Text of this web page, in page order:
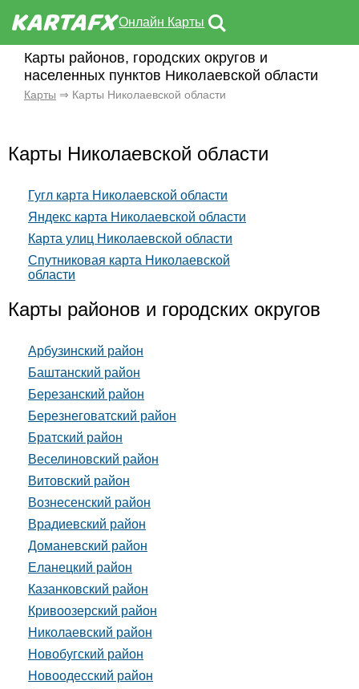
Онлайн Карты
Карты районов, городских округов и
населенных пунктов Николаевской области
Карты ⇒ Карты Николаевской области
Карты Николаевской области
Гугл карта Николаевской области
Яндекс карта Николаевской области
Карта улиц Николаевской области
Спутниковая карта Николаевской
области
Карты районов и городских округов
Арбузинский район
Баштанский район
Березанский район
Березнеговатский район
Братский район
Веселиновский район
Витовский район
Вознесенский район
Врадиевский район
Доманевский район
Еланецкий район
Казанковский район
Кривоозерский район
Николаевский район
Новобугский район
Новоодесский район